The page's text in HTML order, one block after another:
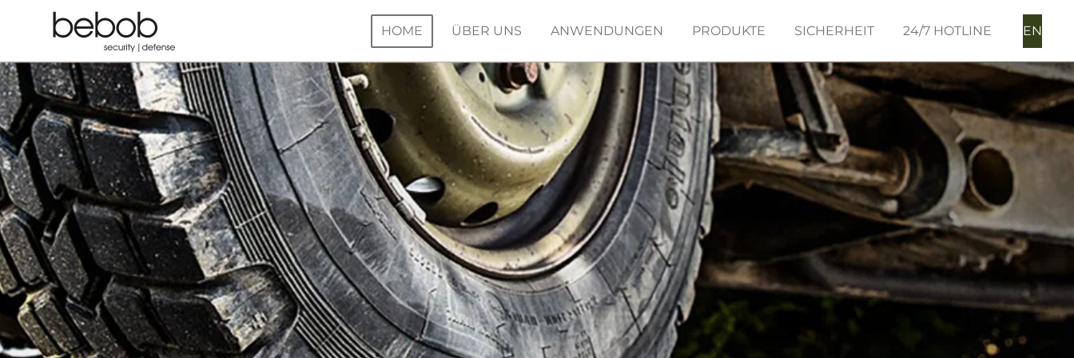
Hauptinhalt
springen
HOME ÜBER UNS ANWENDUNGEN PRODUKTE SICHERHEIT 24/7 HOTLINE EN